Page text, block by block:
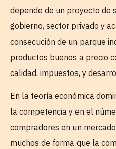
depende de un proyecto de
gobierno, sector privado y
consecución de un parque
productos buenos a precio
calidad, impuestos, y
En la teoría económica
la competencia y en el
compradores en un
muchos de forma que la